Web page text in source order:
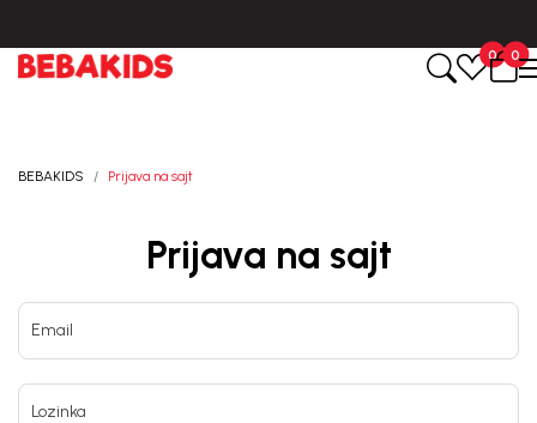
0
0
BEBAKIDS Prijava na sajt
Prijava na sajt
Email
Lozinka